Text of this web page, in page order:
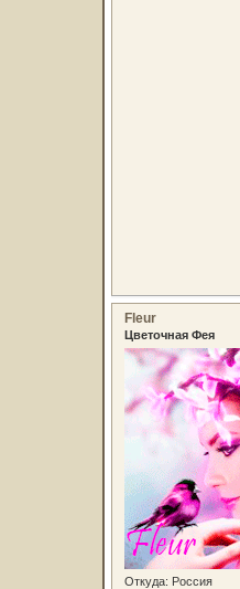
Fleur
Цветочная Фея
Откуда: Россия